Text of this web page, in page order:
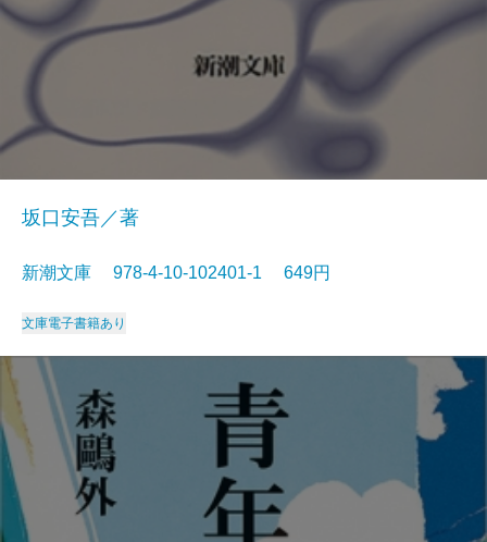
坂口安吾／著
新潮文庫 978-4-10-102401-1 649円
文庫電子書籍あり